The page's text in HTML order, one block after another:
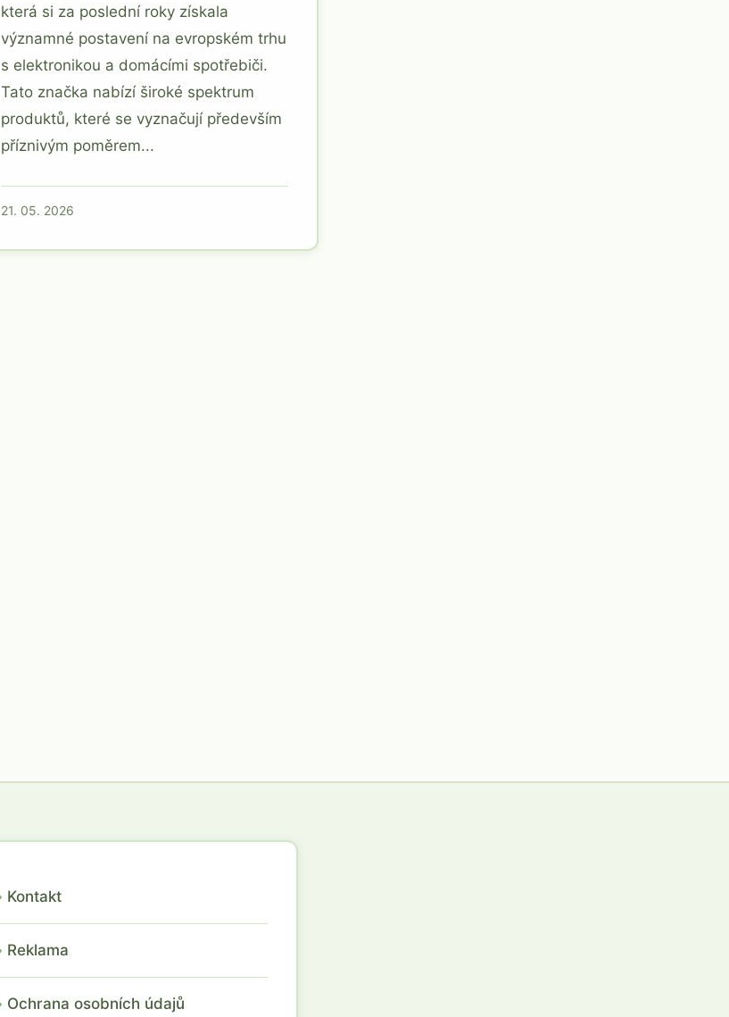
která si za poslední roky získala
významné postavení na evropském trhu
s elektronikou a domácími spotřebiči.
Tato značka nabízí široké spektrum
produktů, které se vyznačují především
příznivým poměrem...
21. 05. 2026
Kontakt
Reklama
Ochrana osobních údajů